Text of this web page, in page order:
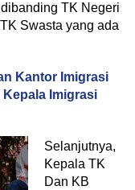
TK Negeri
Swasta yang ada
Kantor Imigrasi
Kepala Imigrasi
Selanjutnya,
Kepala TK
Dan KB